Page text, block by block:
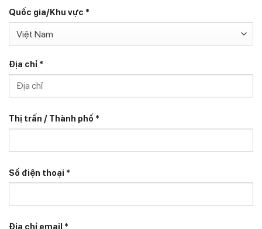
Quốc gia/Khu vực *
Việt Nam
Địa chỉ *
Thị trấn / Thành phố *
Số điện thoại *
Địa chỉ email *